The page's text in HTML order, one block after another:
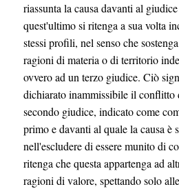
riassunta la causa davanti al
quest'ultimo si ritenga a sua volta
stessi profili, nel senso che
ragioni di materia o di territorio
ovvero ad un terzo giudice. Ciò
dichiarato inammissibile il conflitto
secondo giudice, indicato come
primo e davanti al quale la causa è
nell'escludere di essere munito di
ritenga che questa appartenga ad
ragioni di valore, spettando solo